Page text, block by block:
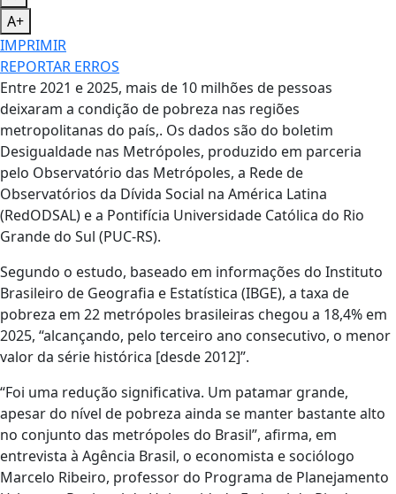
A+
IMPRIMIR
REPORTAR ERROS
Entre 2021 e 2025, mais de 10 milhões de pessoas
deixaram a condição de pobreza nas regiões
metropolitanas do país,. Os dados são do boletim
Desigualdade nas Metrópoles, produzido em parceria
pelo Observatório das Metrópoles, a Rede de
Observatórios da Dívida Social na América Latina
(RedODSAL) e a Pontifícia Universidade Católica do Rio
Grande do Sul (PUC-RS).
Segundo o estudo, baseado em informações do Instituto
Brasileiro de Geografia e Estatística (IBGE), a taxa de
pobreza em 22 metrópoles brasileiras chegou a 18,4% em
2025, “alcançando, pelo terceiro ano consecutivo, o menor
valor da série histórica [desde 2012]”.
“Foi uma redução significativa. Um patamar grande,
apesar do nível de pobreza ainda se manter bastante alto
no conjunto das metrópoles do Brasil”, afirma, em
entrevista à Agência Brasil, o economista e sociólogo
Marcelo Ribeiro, professor do Programa de Planejamento